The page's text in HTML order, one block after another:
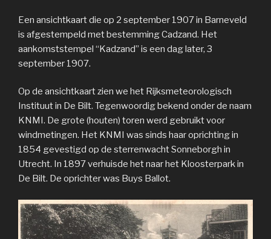
Een ansichtkaart die op 2 september 1907 in Barneveld
is afgestempeld met bestemming Cadzand. Het
aankomststempel “Kadzand” is een dag later, 3
september 1907.
Op de ansichtkaart zien we het Rijksmeteorologisch
Instituut in De Bilt. Tegenwoordig bekend onder de naam
KNMI. De grote (houten) toren werd gebruikt voor
windmetingen. Het KNMI was sinds haar oprichting in
1854 gevestigd op de sterrenwacht Sonneborgh in
Utrecht. In 1897 verhuisde het naar het Kloosterpark in
De Bilt. De oprichter was Buys Ballot.